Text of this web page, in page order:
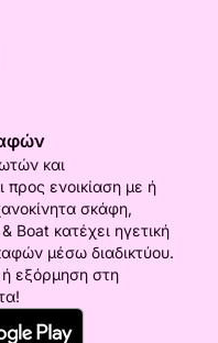
και
προς ενοικίαση με ή
σκάφη,
κατέχει ηγετική
μέσω διαδικτύου.
εξόρμηση στη